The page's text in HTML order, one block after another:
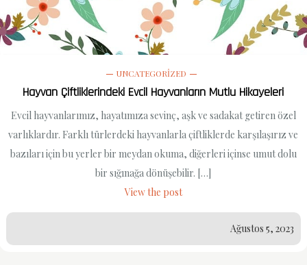
UNCATEGORIZED
Hayvan Çiftliklerindeki Evcil Hayvanların Mutlu Hikayeleri
Evcil hayvanlarımız, hayatımıza sevinç, aşk ve sadakat getiren özel
varlıklardır. Farklı türlerdeki hayvanlarla çiftliklerde karşılaşırız ve
bazıları için bu yerler bir meydan okuma, diğerleri içinse umut dolu
bir sığınağa dönüşebilir. […]
View the post
Ağustos 5, 2023